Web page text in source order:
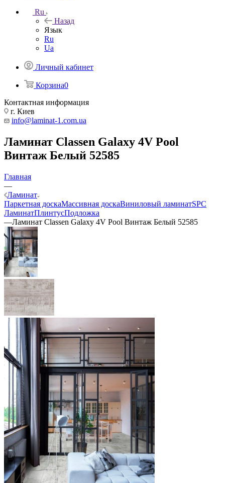
Ru
Назад
Язык
Ru
Ua
Личный кабинет
Корзина0
Контактная информация
г. Киев
info@laminat-1.com.ua
Ламинат Classen Galaxy 4V Pool
Винтаж Белый 52585
Главная
—
Ламинат
Паркетная доскаМассивная доскаВиниловый ламинатSPC
ЛаминатПлинтусПодложка
—Ламинат Classen Galaxy 4V Pool Винтаж Белый 52585